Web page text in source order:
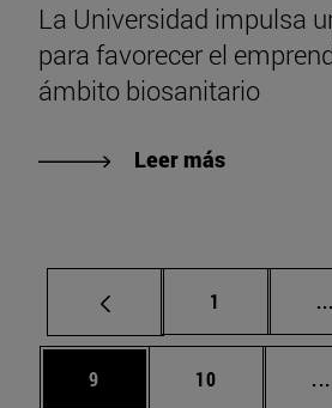
La Universidad impulsa
para favorecer el
ámbito biosanitario
Leer más
Página
1 ...
Página
9 Página
10 ...